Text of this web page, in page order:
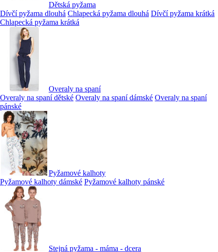
Dětská pyžama
Dívčí pyžama dlouhá Chlapecká pyžama dlouhá Dívčí pyžama krátká
Chlapecká pyžama krátká
Overaly na spaní
Overaly na spaní dětské Overaly na spaní dámské Overaly na spaní
pánské
Pyžamové kalhoty
Pyžamové kalhoty dámské Pyžamové kalhoty pánské
Stejná pyžama - máma - dcera